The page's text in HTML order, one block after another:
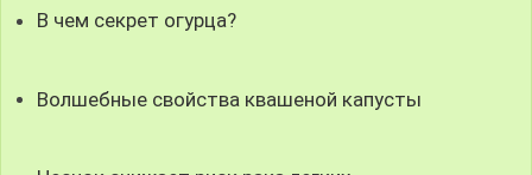
В чем секрет огурца?
Волшебные свойства квашеной капусты